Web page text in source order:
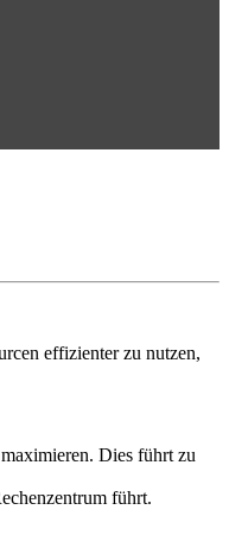
effizienter zu nutzen,
Dies führt zu
führt.